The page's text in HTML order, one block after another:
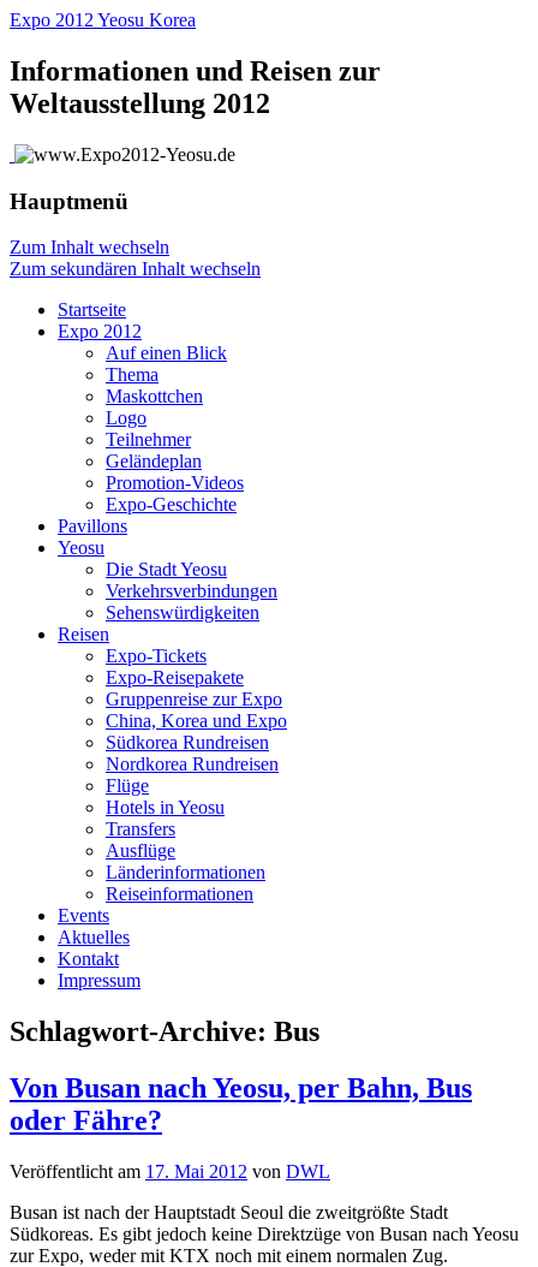
Expo 2012 Yeosu Korea
Informationen und Reisen zur
Weltausstellung 2012
Hauptmenü
Zum Inhalt wechseln
Zum sekundären Inhalt wechseln
Startseite
Expo 2012
Auf einen Blick
Thema
Maskottchen
Logo
Teilnehmer
Geländeplan
Promotion-Videos
Expo-Geschichte
Pavillons
Yeosu
Die Stadt Yeosu
Verkehrsverbindungen
Sehenswürdigkeiten
Reisen
Expo-Tickets
Expo-Reisepakete
Gruppenreise zur Expo
China, Korea und Expo
Südkorea Rundreisen
Nordkorea Rundreisen
Flüge
Hotels in Yeosu
Transfers
Ausflüge
Länderinformationen
Reiseinformationen
Events
Aktuelles
Kontakt
Impressum
Schlagwort-Archive: Bus
Von Busan nach Yeosu, per Bahn, Bus
oder Fähre?
Veröffentlicht am 17. Mai 2012 von DWL
Busan ist nach der Hauptstadt Seoul die zweitgrößte Stadt
Südkoreas. Es gibt jedoch keine Direktzüge von Busan nach Yeosu
zur Expo, weder mit KTX noch mit einem normalen Zug.